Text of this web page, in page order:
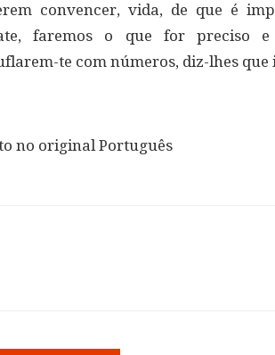
convencer, vida, de que é
faremos o que for preciso e
te com números, diz-lhes que
no original Português